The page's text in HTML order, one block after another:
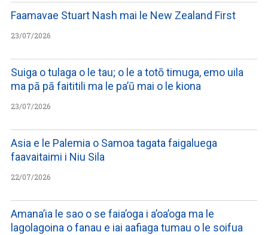
Faamavae Stuart Nash mai le New Zealand First
23/07/2026
Suiga o tulaga o le tau; o le a totō timuga, emo uila
ma pā pā faititili ma le pa’ū mai o le kiona
23/07/2026
Asia e le Palemia o Samoa tagata faigaluega
faavaitaimi i Niu Sila
22/07/2026
Amana’ia le sao o se faia’oga i a’oa’oga ma le
lagolagoina o fanau e iai aafiaga tumau o le soifua